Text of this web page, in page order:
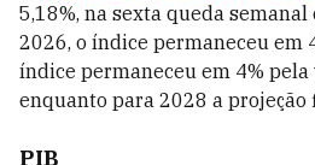
5,18%, na sexta queda semanal
2026, o índice permaneceu em
índice permaneceu em 4% pela
enquanto para 2028 a projeção
PIB